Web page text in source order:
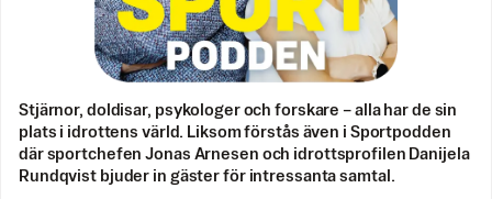
Stjärnor, doldisar, psykologer och forskare – alla har de sin
plats i idrottens värld. Liksom förstås även i Sportpodden
där sportchefen Jonas Arnesen och idrottsprofilen Danijela
Rundqvist bjuder in gäster för intressanta samtal.